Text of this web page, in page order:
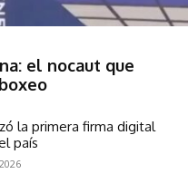
el nocaut que
la primera firma digital
país